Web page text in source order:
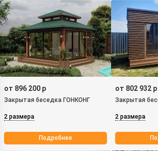
от 896 200 р
Закрытая беседка ГОНКОНГ
2 размера
Подробнее
от 802 932 р
Закрытая
2 размера